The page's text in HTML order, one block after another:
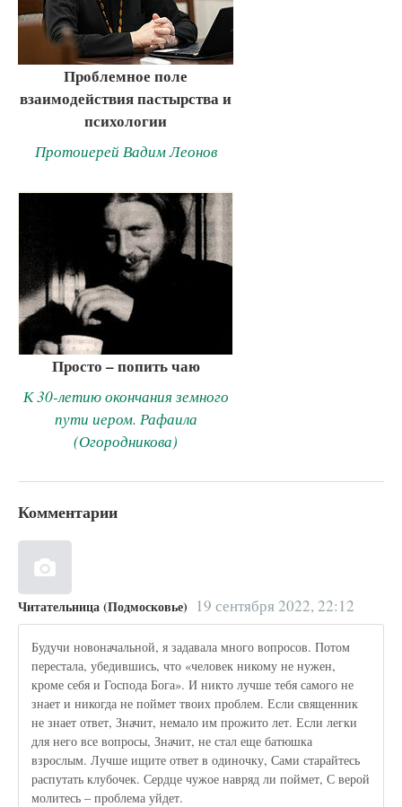
Проблемное поле
взаимодействия пастырства и
психологии
Протоиерей Вадим Леонов
Просто – попить чаю
К 30-летию окончания земного
пути иером. Рафаила
(Огородникова)
Комментарии
Читательница (Подмосковье) 19 сентября 2022, 22:12
Будучи новоначальной, я задавала много вопросов. Потом
перестала, убедившись, что «человек никому не нужен,
кроме себя и Господа Бога». И никто лучше тебя самого не
знает и никогда не поймет твоих проблем. Если священник
не знает ответ, Значит, немало им прожито лет. Если легки
для него все вопросы, Значит, не стал еще батюшка
взрослым. Лучше ищите ответ в одиночку, Сами старайтесь
распутать клубочек. Сердце чужое навряд ли поймет, С верой
молитесь – проблема уйдет.